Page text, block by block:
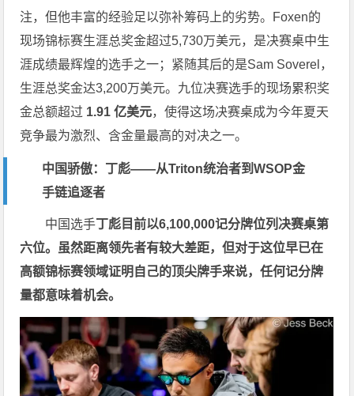
注，但他丰富的经验足以弥补筹码上的劣势。Foxen的
现场锦标赛生涯总奖金超过5,730万美元，是决赛桌中生
涯成绩最辉煌的选手之一；紧随其后的是Sam Soverel，
生涯总奖金达3,200万美元。九位决赛选手的现场累积奖
金总额超过 1.91 亿美元，使得这场决赛桌成为今年夏天
竞争最为激烈、含金量最高的对决之一。
中国骄傲：丁彪——从Triton统治者到WSOP金
手链追逐者
中国选手丁彪目前以6,100,000记分牌位列决赛桌第
六位。虽然距离领先者有较大差距，但对于这位早已在
高额锦标赛领域证明自己的顶尖牌手来说，任何记分牌
量都意味着机会。